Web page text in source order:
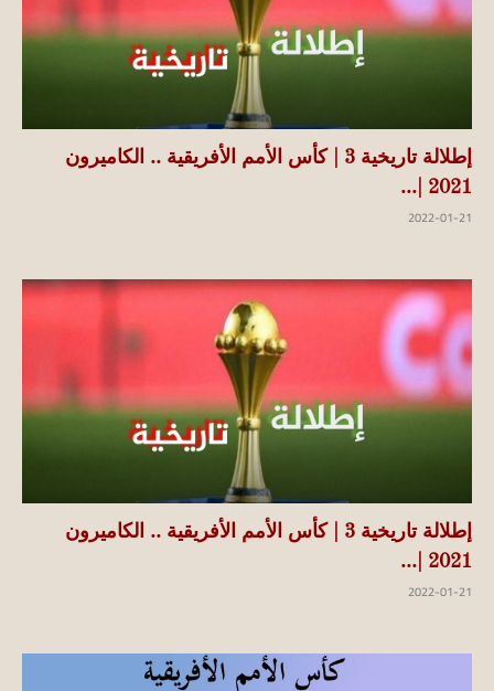
إطلالة تاريخية 3 | كأس الأمم الأفريقية .. الكاميرون
2021 |...
2022-01-21
إطلالة تاريخية 3 | كأس الأمم الأفريقية .. الكاميرون
2021 |...
2022-01-21